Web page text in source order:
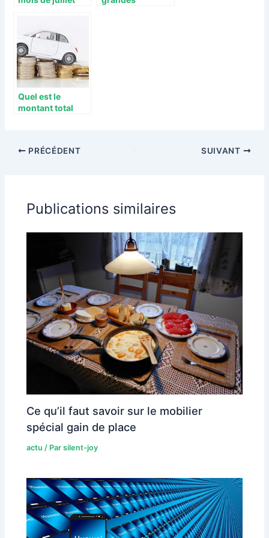
s’annoncait mal
pour les
vacanciers
Quel est le
montant total
PRÉCÉDENT SUIVANT
Publications similaires
Ce qu’il faut savoir sur le mobilier
spécial gain de place
actu / Parsilent-joy